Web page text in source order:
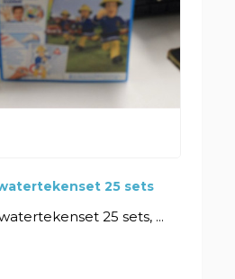
25 sets
25 sets, ...